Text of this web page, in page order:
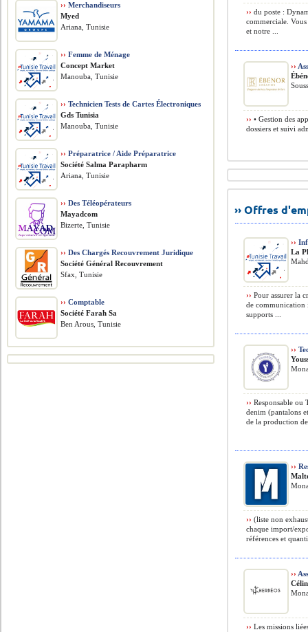
›› du poste :
commerciale.
et notre ...
››
›› • Gestion des
dossiers et suivi
›› Offres
››
La
›› Pour assurer la
de communication
supports ...
››
›› Responsable ou
denim (pantalons
de la production
››
›› (liste non
chaque import/
références et
››
›› Les missions
›› Merchandiseurs
Myed
Ariana, Tunisie
›› Femme de Ménage
Concept Market
Manouba, Tunisie
›› Technicien Tests de Cartes Électroniques
Gds Tunisia
Manouba, Tunisie
›› Préparatrice / Aide Préparatrice
Société Salma Parapharm
Ariana, Tunisie
›› Des Téléopérateurs
Mayadcom
Bizerte, Tunisie
›› Des Chargés Recouvrement Juridique
Société Général Recouvrement
Sfax, Tunisie
›› Comptable
Société Farah Sa
Ben Arous, Tunisie